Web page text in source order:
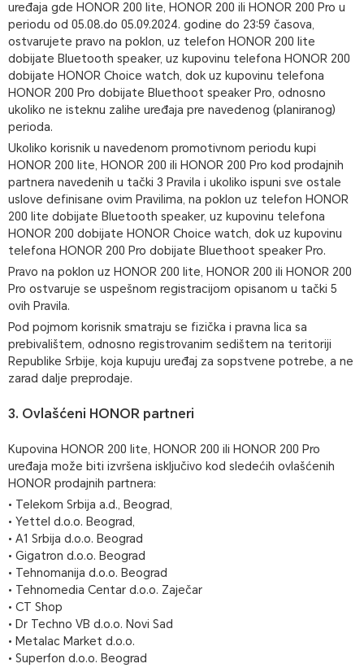
uređaja gde HONOR 200 lite, HONOR 200 ili HONOR 200 Pro u
periodu od 05.08.do 05.09.2024. godine do 23:59 časova,
ostvarujete pravo na poklon, uz telefon HONOR 200 lite
dobijate Bluetooth speaker, uz kupovinu telefona HONOR 200
dobijate HONOR Choice watch, dok uz kupovinu telefona
HONOR 200 Pro dobijate Bluethoot speaker Pro, odnosno
ukoliko ne isteknu zalihe uređaja pre navedenog (planiranog)
perioda.
Ukoliko korisnik u navedenom promotivnom periodu kupi
HONOR 200 lite, HONOR 200 ili HONOR 200 Pro kod prodajnih
partnera navedenih u tački 3 Pravila i ukoliko ispuni sve ostale
uslove definisane ovim Pravilima, na poklon uz telefon HONOR
200 lite dobijate Bluetooth speaker, uz kupovinu telefona
HONOR 200 dobijate HONOR Choice watch, dok uz kupovinu
telefona HONOR 200 Pro dobijate Bluethoot speaker Pro.
Pravo na poklon uz HONOR 200 lite, HONOR 200 ili HONOR 200
Pro ostvaruje se uspešnom registracijom opisanom u tački 5
ovih Pravila.
Pod pojmom korisnik smatraju se fizička i pravna lica sa
prebivalištem, odnosno registrovanim sedištem na teritoriji
Republike Srbije, koja kupuju uređaj za sopstvene potrebe, a ne
zarad dalje preprodaje.
3. Ovlašćeni HONOR partneri
Kupovina HONOR 200 lite, HONOR 200 ili HONOR 200 Pro
uređaja može biti izvršena isključivo kod sledećih ovlašćenih
HONOR prodajnih partnera:
• Telekom Srbija a.d., Beograd,
• Yettel d.o.o. Beograd,
• A1 Srbija d.o.o. Beograd
• Gigatron d.o.o. Beograd
• Tehnomanija d.o.o. Beograd
• Tehnomedia Centar d.o.o. Zaječar
• CT Shop
• Dr Techno VB d.o.o. Novi Sad
• Metalac Market d.o.o.
• Superfon d.o.o. Beograd